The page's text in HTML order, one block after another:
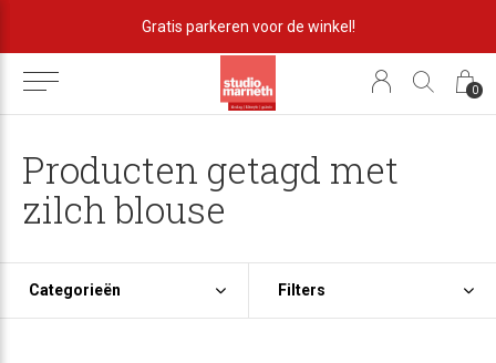
0
Gratis parkeren voor de winkel!
Producten getagd met
zilch blouse
Categorieën Filters